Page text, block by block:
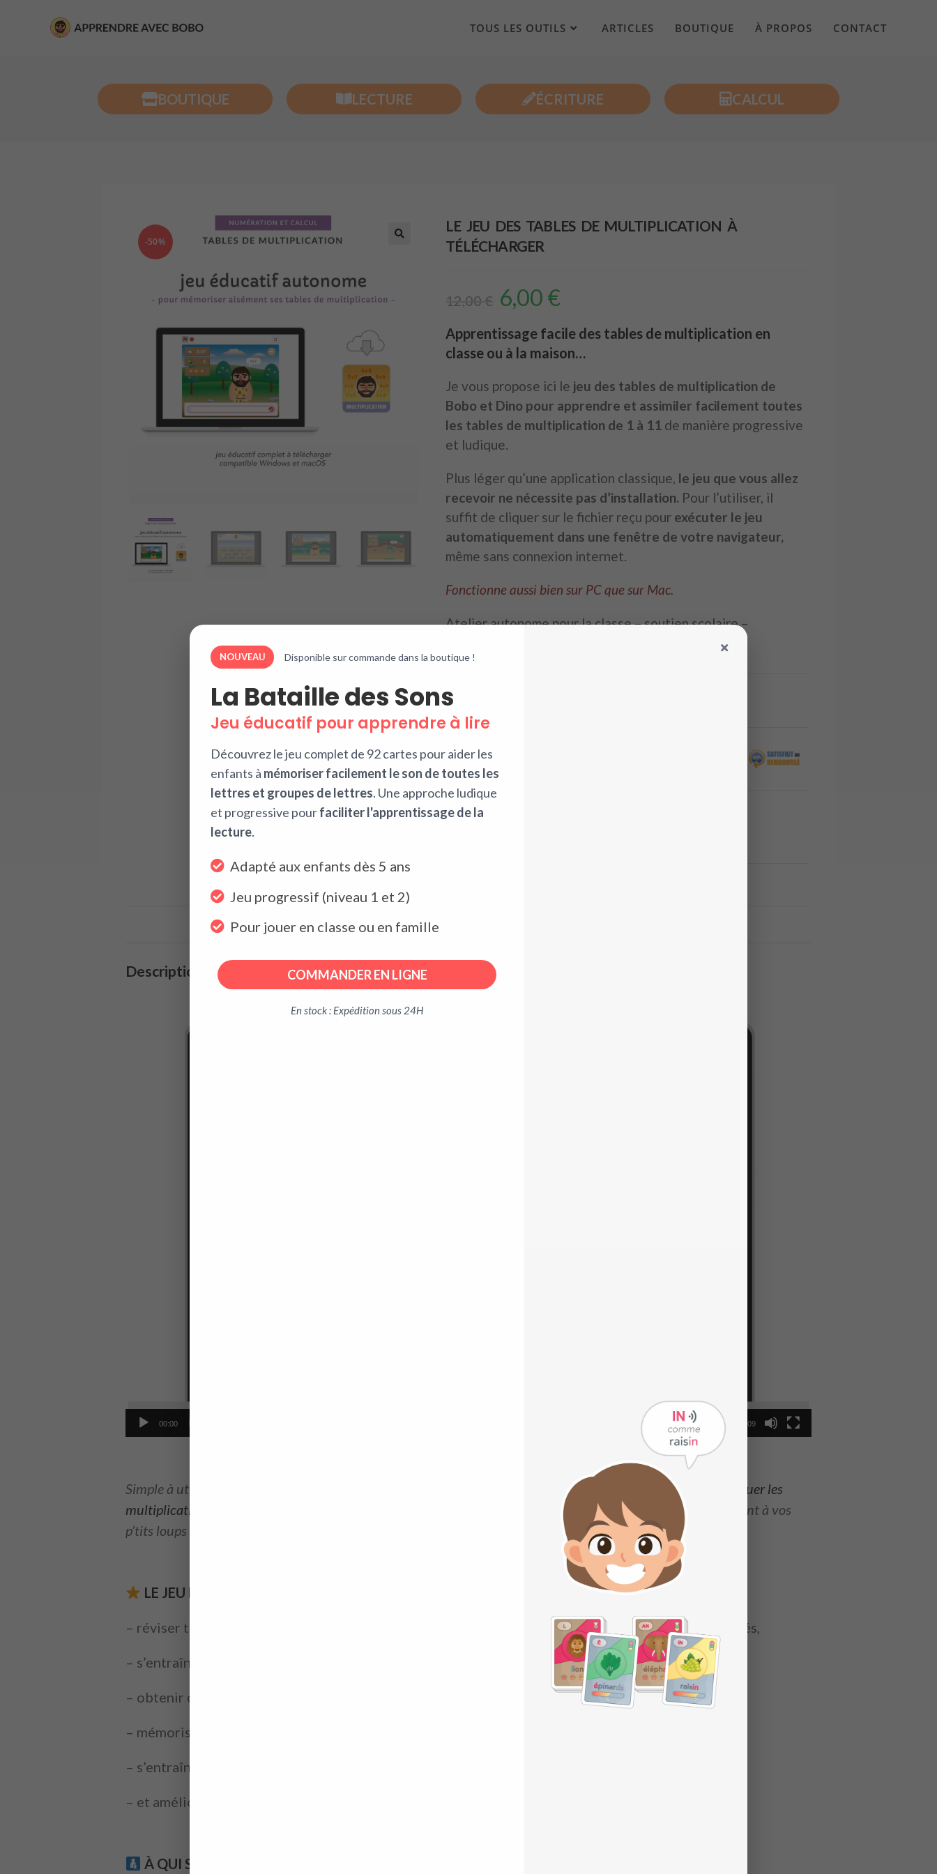
NOUVEAU Disponible sur commande dans la boutique !
La Bataille des Sons
Jeu éducatif pour apprendre à lire
Découvrez le jeu complet de 92 cartes pour aider les
enfants à mémoriser facilement le son de toutes les
lettres et groupes de lettres. Une approche ludique
et progressive pourfaciliter l'apprentissage de la
lecture.
Adapté aux enfants dès 5 ans
Jeu progressif (niveau 1 et 2)
Pour jouer en classe ou en famille
COMMANDER EN LIGNE
En stock : Expédition sous 24H
TOUS LES OUTILS ARTICLES BOUTIQUE À PROPOS CONTACT
BOUTIQUE LECTURE ÉCRITURE CALCUL
-50%
LE JEU DES TABLES DE MULTIPLICATION À
TÉLÉCHARGER
12,00 € 6,00 €
Apprentissage facile des tables de multiplication en
classe ou à la maison…
Je vous propose ici le jeu des tables de multiplication de
Bobo et Dino pour apprendre et assimiler facilement toutes
les tables de multiplication de 1 à 11 de manière progressive
et ludique.
Plus léger qu’une application classique, le jeu que vous allez
recevoir ne nécessite pas d’installation. Pour l’utiliser, il
suffit de cliquer sur le fichier reçu pour exécuter le jeu
automatiquement dans une fenêtre de votre navigateur,
même sans connexion internet.
Fonctionne aussi bien sur PC que sur Mac.
Atelier autonome pour la classe – soutien scolaire –
Catégorie :
DESCRIPTION
Description
00:00 01:09
Simple à utiliser, ce jeu éducatif complet à télécharger directement sur votre ordinateur est parfait pour
pratiquer les
multiplications de manière régulière et ludique.
En classe ou à la maison, quelques minutes par jour permettront à vos
p’tits loups de
LE JEU DES TABLES DE MULTIPLICATION COMPLET PERMET DE :
– réviser tranquillement chaque table en sélectionnant la bonne réponse parmi les résultats proposés,
– s’entraîner à retrouver de manière autonome le résultat des différentes tables (de 1 à 11),
– obtenir directement la bonne réponse en cas d’erreur pour apprendre de manière proactive,
– mémoriser progressivement et durablement le résultat des multiplications de base,
– s’entraîner à compléter des multiplications à trou (essentiel pour réussir à calculer les divisions),
– et améliorer la vitesse de calcul et de résolution de problèmes.
À QUI S’ADRESSE CE JEU ÉDUCATIF ?